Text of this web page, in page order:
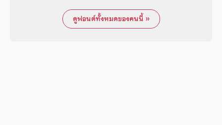
ดูฟอนต์ทั้งหมดของคนนี้ »